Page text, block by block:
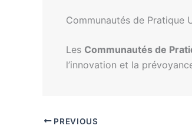
Communautés de Pratique
Les Communautés de
l’innovation et la
PREVIOUS